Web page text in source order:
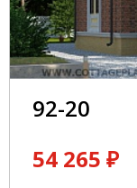
92-20
54 265 ₽